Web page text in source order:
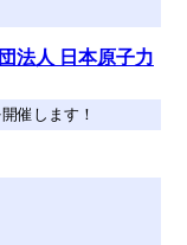
法人 日本原子力
催します！